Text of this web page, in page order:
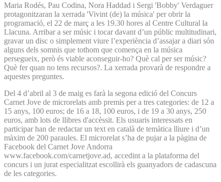
Maria Rodés, Pau Codina, Nora Haddad i Sergi 'Bobby' Verdaguer
protagonitzaran la xerrada 'Vivint (de) la música' per obrir la
programació, el 22 de març a les 19.30 hores al Centre Cultural la
Llacuna. Arribar a ser músic i tocar davant d’un públic multitudinari,
gravar un disc o simplement viure l’experiència d’assajar a diari són
alguns dels somnis que tothom que comença en la música
persegueix, però és viable aconseguir-ho? Què cal per ser músic?
Què fer quan no tens recursos?. La xerrada provarà de respondre a
aquestes preguntes.
Del 4 d’abril al 3 de maig es farà la segona edició del Concurs
Carnet Jove de microrelats amb premis per a tres categories: de 12 a
15 anys, 100 euros; de 16 a 18, 100 euros, i de 19 a 30 anys, 250
euros, amb lots de llibres d'accèssit. Els usuaris interessats en
participar han de redactar un text en català de temàtica lliure i d’un
màxim de 200 paraules. El microrelat s’ha de pujar a la pàgina de
Facebook del Carnet Jove Andorra
www.facebook.com/carnetjove.ad, accedint a la plataforma del
concurs i un jurat especialitzat escollirà els guanyadors de cadascuna
de les categories.